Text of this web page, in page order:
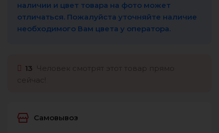
наличии и цвет товара на фото может
отличаться. Пожалуйста уточняйте наличие
необходимого Вам цвета у оператора.
13
Самовывоз